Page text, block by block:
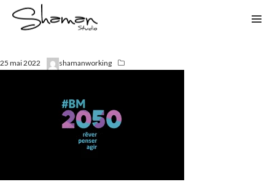
25 mai 2022 shamanworking